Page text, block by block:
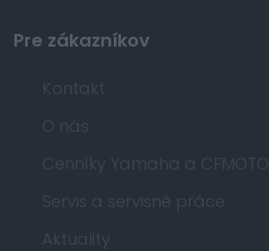
Pre zákazníkov
Kontakt
O nás
Cenníky Yamaha a CFMOTO
Servis a servisné práce
Aktuality